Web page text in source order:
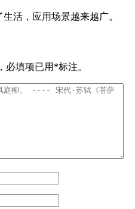
活，应用场景越来越广。
必填项已用 *标注。